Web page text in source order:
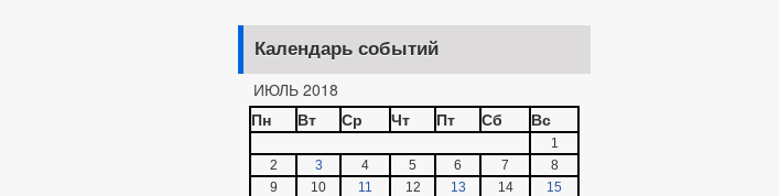
Календарь событий
ИЮЛЬ 2018
Пн
Вт Ср Чт Пт Сб Вс
1
2
3 4 5 6 7
8
9
10 11 12 13 14
15